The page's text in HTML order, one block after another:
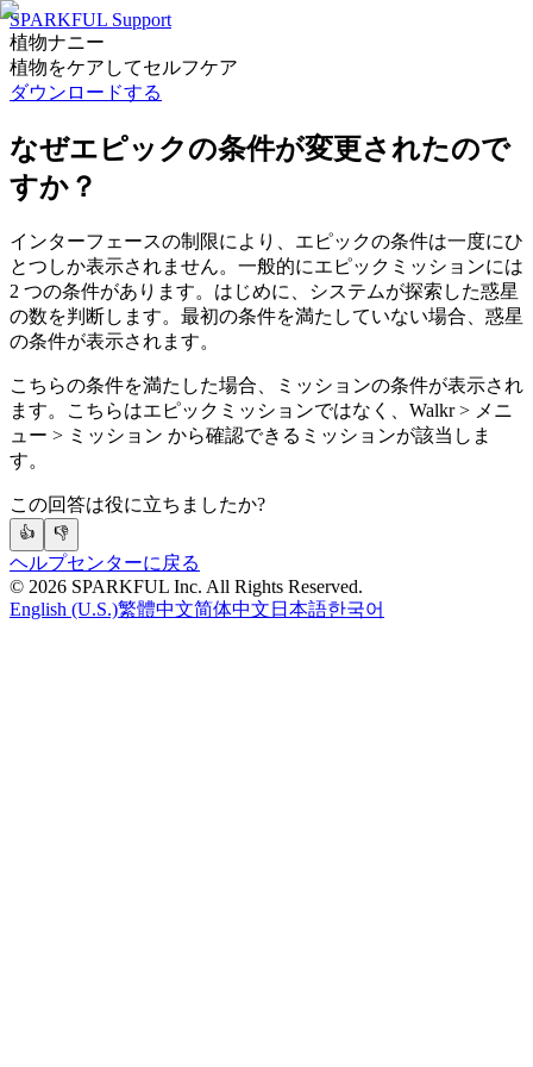
SPARKFUL Support
植物ナニー
植物をケアしてセルフケア
ダウンロードする
なぜエピックの条件が変更されたので
すか？
インターフェースの制限により、エピックの条件は一度にひ
とつしか表示されません。一般的にエピックミッションには
2 つの条件があります。はじめに、システムが探索した惑星
の数を判断します。最初の条件を満たしていない場合、惑星
の条件が表示されます。
こちらの条件を満たした場合、ミッションの条件が表示され
ます。こちらはエピックミッションではなく、Walkr > メニ
ュー > ミッション から確認できるミッションが該当しま
す。
この回答は役に立ちましたか?
👍 👎
ヘルプセンターに戻る
© 2026 SPARKFUL Inc. All Rights Reserved.
English (U.S.)繁體中文简体中文 日本語한국어